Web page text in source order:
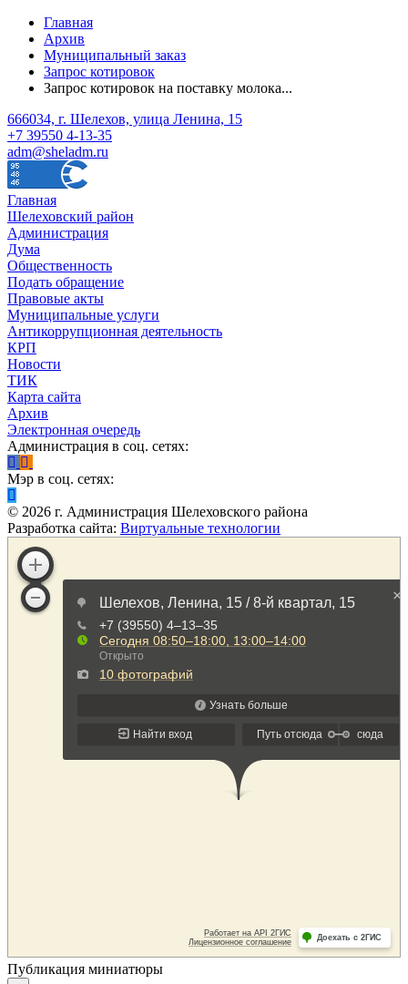
Главная
Архив
Муниципальный заказ
Запрос котировок
Запрос котировок на поставку молока...
666034, г. Шелехов, улица Ленина, 15
+7 39550 4-13-35
adm@sheladm.ru
Главная
Шелеховский район
Администрация
Дума
Общественность
Подать обращение
Правовые акты
Муниципальные услуги
Антикоррупционная деятельность
КРП
Новости
ТИК
Карта сайта
Архив
Электронная очередь
Администрация в соц. сетях:
Мэр в соц. сетях:
© 2026 г. Администрация Шелеховского района
Разработка сайта: Виртуальные технологии
Публикация миниатюры